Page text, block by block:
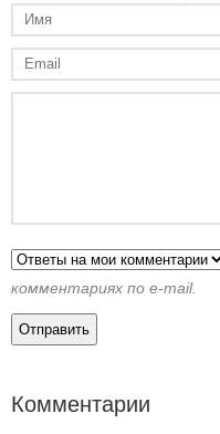
комментариях по e-mail.
Комментарии